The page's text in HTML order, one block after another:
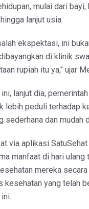
mulai dari bayi,
lanjut usia.
ekspektasi, ini
di klinik
rupiah itu ya," ujar
lanjut dia,
lebih peduli terhadap
sederhana dan mudah
via aplikasi
manfaat di hari ulang
mereka
yang telah